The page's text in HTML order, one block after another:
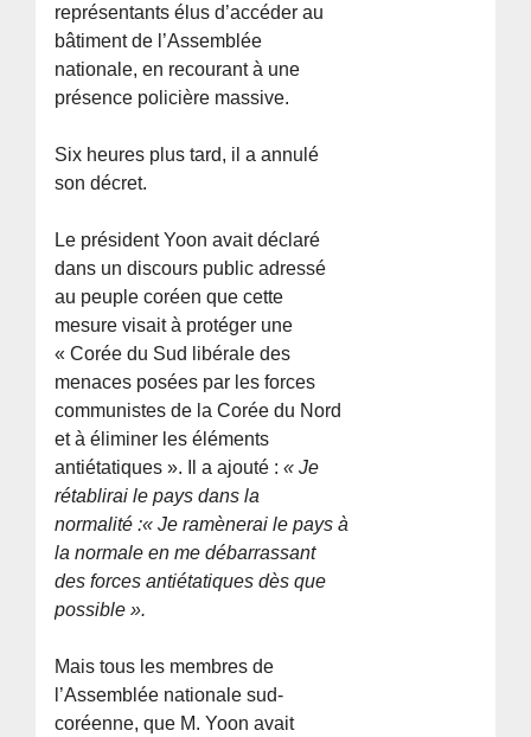
représentants élus d’accéder au
bâtiment de l’Assemblée
nationale, en recourant à une
présence policière massive.
Six heures plus tard, il a annulé
son décret.
Le président Yoon avait déclaré
dans un discours public adressé
au peuple coréen que cette
mesure visait à protéger une
« Corée du Sud libérale des
menaces posées par les forces
communistes de la Corée du Nord
et à éliminer les éléments
antiétatiques ». Il a ajouté :« Je
rétablirai le pays dans la
normalité :« Je ramènerai le pays à
la normale en me débarrassant
des forces antiétatiques dès que
possible ».
Mais tous les membres de
l’Assemblée nationale sud-
coréenne, que M. Yoon avait